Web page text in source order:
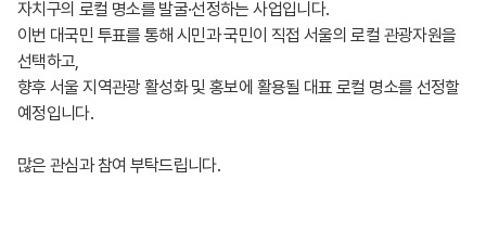
자치구의 로컬 명소를 발굴·선정하는 사업입니다.
이번 대국민 투표를 통해 시민과 국민이 직접 서울의 로컬 관광자원을
선택하고,
향후 서울 지역관광 활성화 및 홍보에 활용될 대표 로컬 명소를 선정할
예정입니다.
많은 관심과 참여 부탁드립니다.